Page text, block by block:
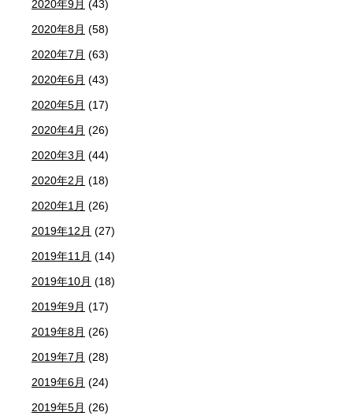
2020年9月 (43)
2020年8月 (58)
2020年7月 (63)
2020年6月 (43)
2020年5月 (17)
2020年4月 (26)
2020年3月 (44)
2020年2月 (18)
2020年1月 (26)
2019年12月 (27)
2019年11月 (14)
2019年10月 (18)
2019年9月 (17)
2019年8月 (26)
2019年7月 (28)
2019年6月 (24)
2019年5月 (26)